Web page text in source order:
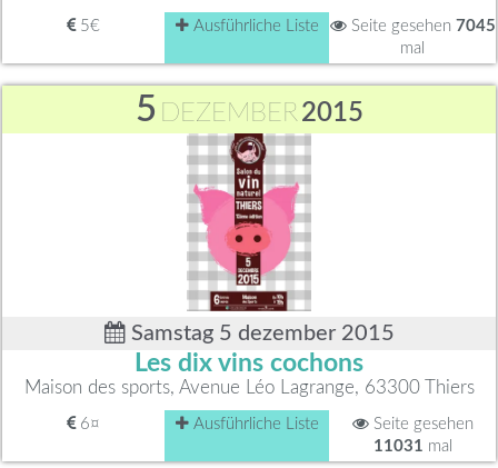
5€ Ausführliche Liste Seite gesehen 7045
mal
5 DEZEMBER 2015
Samstag 5 dezember 2015
Les dix vins cochons
Maison des sports, Avenue Léo Lagrange, 63300 Thiers
6¤ Ausführliche Liste
Seite gesehen
11031 mal